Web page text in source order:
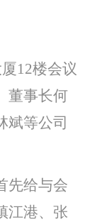
12楼会议
董事长何
斌等公司
先给与会
江港、张